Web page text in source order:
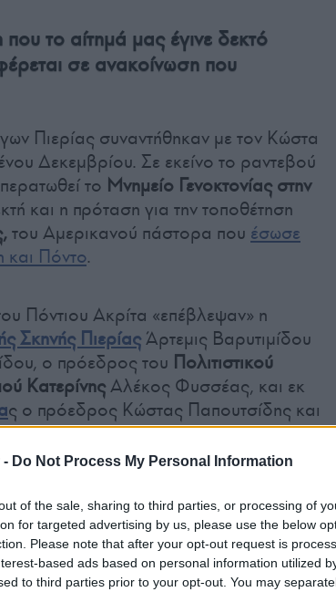
- Do Not Process My Personal Information
of the sale, sharing to third parties, or processing of
for targeted advertising by us, please use the below
Please note that after your opt-out request is
based ads based on personal information utilized
to third parties prior to your opt-out. You may
το αίτημά μας έγινε δεκτό
σε ανακοίνωση που
Πιερίας συναντήθηκαν με τον Κώστα
Δεκεμβρίου. Σε εκείνο το ραντεβού
το Μνημείο Γενοκτονίας στην
και η πρόταση για την τοποθέτηση
του Αμερικανού πάστορα που έσωσε
και Πόντο.
Πόντιου Ακρίτα «επέβλεψαν» η
Σκηνής ΠιερίαςΆρτεμις Βαρυτιμίδου
ο πρόεδρος του Πολιτιστικού
ΚατερίνηςΑλέκος Φυσσέας, και εκ
ς ο πρόεδρος Κώστας Παπουτσίδης και